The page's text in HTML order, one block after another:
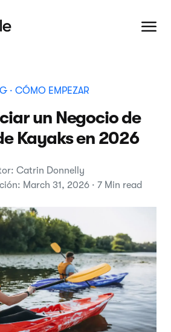
· CÓMO EMPEZAR
un Negocio de
Kayaks en 2026
Catrin Donnelly
March 31, 2026 · 7 Min read